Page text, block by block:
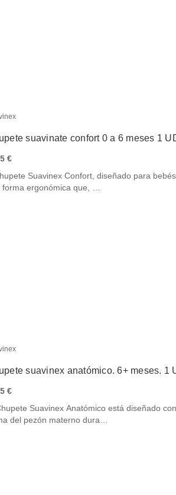
suavinate confort 0 a 6 meses 1
€
Suavinex Confort, diseñado para
forma ergonómica que, …
suavinex anatómico. 6+ meses. 1
€
Suavinex Anatómico está diseñado
del pezón materno dura…